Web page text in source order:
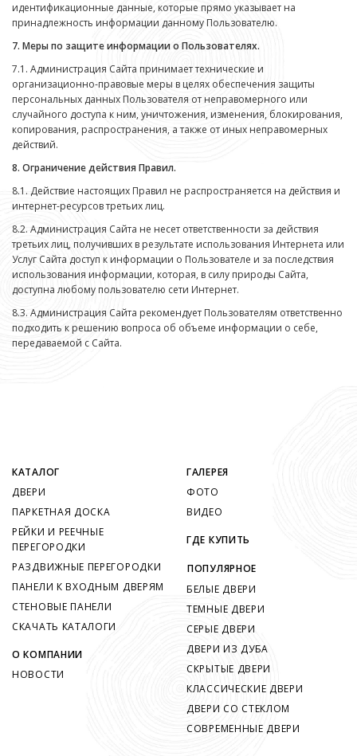
идентификационные данные, которые прямо указывает на
принадлежность информации данному Пользователю.
7. Меры по защите информации о Пользователях.
7.1. Администрация Сайта принимает технические и
организационно-правовые меры в целях обеспечения защиты
персональных данных Пользователя от неправомерного или
случайного доступа к ним, уничтожения, изменения, блокирования,
копирования, распространения, а также от иных неправомерных
действий.
8. Ограничение действия Правил.
8.1. Действие настоящих Правил не распространяется на действия и
интернет-ресурсов третьих лиц.
8.2. Администрация Сайта не несет ответственности за действия
третьих лиц, получивших в результате использования Интернета или
Услуг Сайта доступ к информации о Пользователе и за последствия
использования информации, которая, в силу природы Сайта,
доступна любому пользователю сети Интернет.
8.3. Администрация Сайта рекомендует Пользователям ответственно
подходить к решению вопроса об объеме информации о себе,
передаваемой с Сайта.
КАТАЛОГ
ДВЕРИ
ПАРКЕТНАЯ ДОСКА
РЕЙКИ И РЕЕЧНЫЕ
ПЕРЕГОРОДКИ
РАЗДВИЖНЫЕ ПЕРЕГОРОДКИ
ПАНЕЛИ К ВХОДНЫМ ДВЕРЯМ
СТЕНОВЫЕ ПАНЕЛИ
СКАЧАТЬ КАТАЛОГИ
О КОМПАНИИ
НОВОСТИ
ГАЛЕРЕЯ
ФОТО
ВИДЕО
ГДЕ КУПИТЬ
ПОПУЛЯРНОЕ
БЕЛЫЕ ДВЕРИ
ТЕМНЫЕ ДВЕРИ
СЕРЫЕ ДВЕРИ
ДВЕРИ ИЗ ДУБА
СКРЫТЫЕ ДВЕРИ
КЛАССИЧЕСКИЕ ДВЕРИ
ДВЕРИ СО СТЕКЛОМ
СОВРЕМЕННЫЕ ДВЕРИ